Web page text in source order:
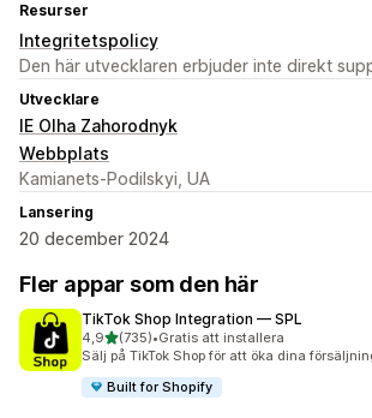
Resurser
Integritetspolicy
Den här utvecklaren erbjuder inte direkt
Utvecklare
IE Olha Zahorodnyk
Webbplats
Kamianets-Podilskyi, UA
Lansering
20 december 2024
Fler appar som den här
TikTok Shop Integration — SPL
4,9av 5 stjärnor
(735)
735 recensioner totalt
•Gratis att installera
Sälj på TikTok Shop för att öka dina
Built for Shopify